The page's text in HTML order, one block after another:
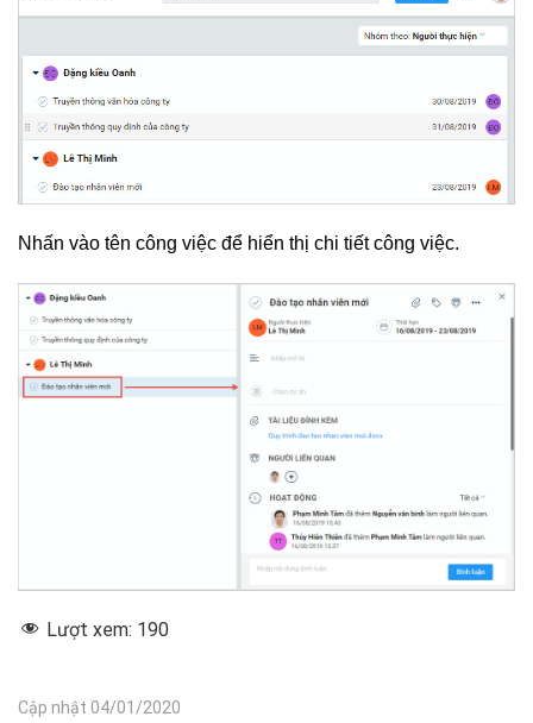
Nhấn vào tên công việc để hiển thị chi tiết công việc.
Lượt xem: 190
Cập nhật 04/01/2020